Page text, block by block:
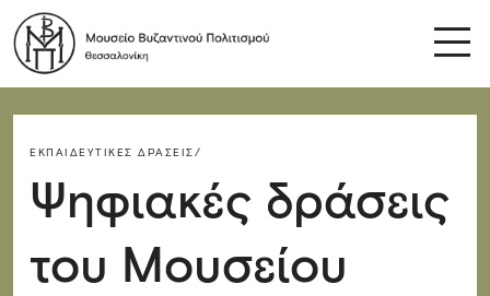
ΕΚΠΑΙΔΕΥΤΙΚΈΣ ΔΡΆΣΕΙΣ/
Ψηφιακές δράσεις
του Μουσείου